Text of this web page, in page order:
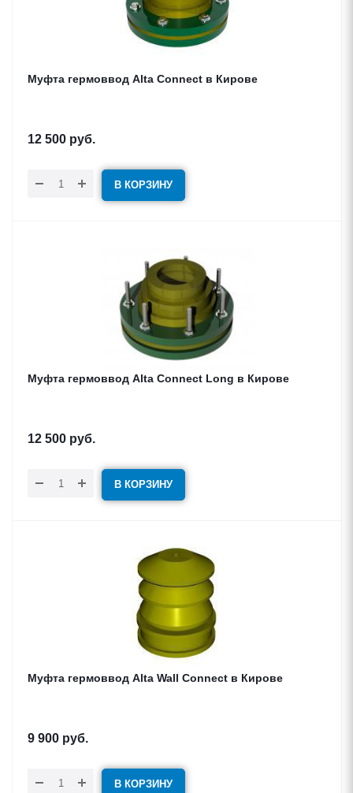
Муфта гермоввод Alta Connect в Кирове
12 500 руб.
В КОРЗИНУ
Муфта гермоввод Alta Connect Long в Кирове
12 500 руб.
В КОРЗИНУ
Муфта гермоввод Alta Wall Connect в Кирове
9 900 руб.
В КОРЗИНУ